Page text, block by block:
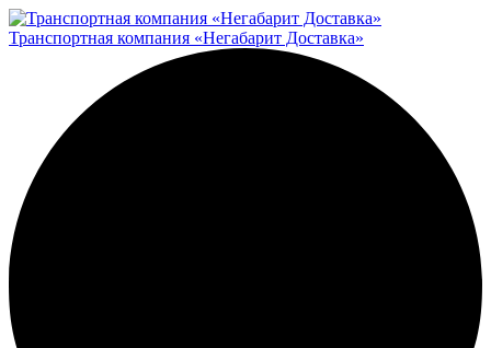
Транспортная компания «Негабарит Доставка»